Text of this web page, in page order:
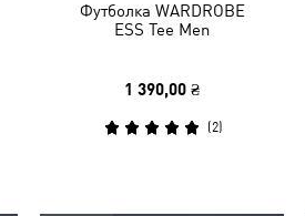
Футболка WARDROBE
ESS Tee Men
1 390,00 ₴
(2)